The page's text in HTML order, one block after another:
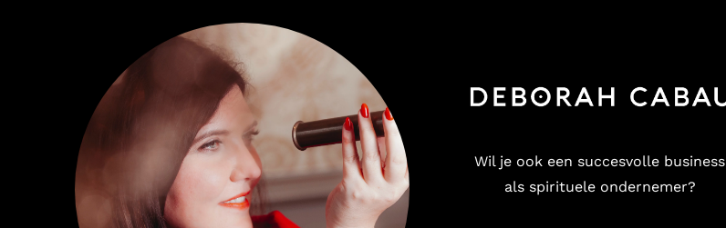
Wil je ook een succesvolle business
als spirituele ondernemer?